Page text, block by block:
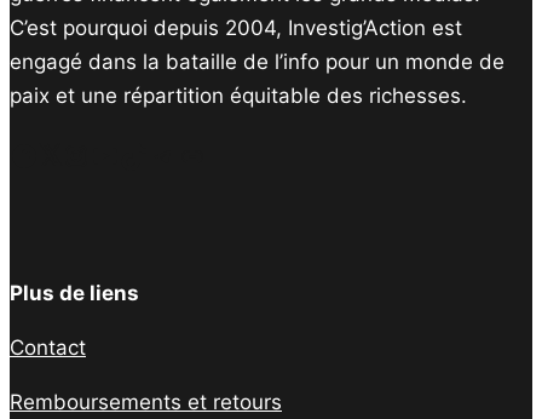
C’est pourquoi depuis 2004, Investig’Action est
engagé dans la bataille de l’info pour un monde de
paix et une répartition équitable des richesses.
Plus de liens
Contact
Remboursements et retours